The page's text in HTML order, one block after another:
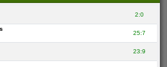
2:0
25:7
23:9